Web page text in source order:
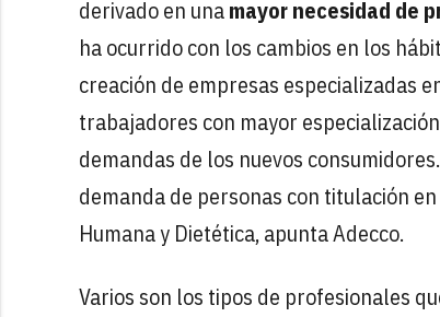
derivado en unamayor necesidad de
ha ocurrido con los cambios en los
creación de empresas especializadas
trabajadores con mayor
demandas de los nuevos
demanda de personas con titulación
Humana y Dietética, apunta Adecco.
Varios son los tipos de profesionales